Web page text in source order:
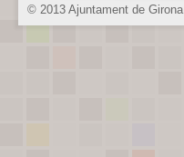
© 2013 Ajuntament de Girona